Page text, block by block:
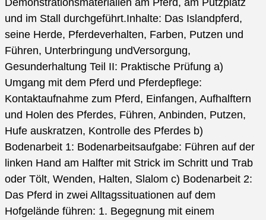
und im Stall durchgeführt.Inhalte: Das Islandpferd,
seine Herde, Pferdeverhalten, Farben, Putzen und
Führen, Unterbringung undVersorgung,
Gesunderhaltung Teil II: Praktische Prüfung a)
Umgang mit dem Pferd und Pferdepflege:
Kontaktaufnahme zum Pferd, Einfangen, Aufhalftern
und Holen des Pferdes, Führen, Anbinden, Putzen,
Hufe auskratzen, Kontrolle des Pferdes b)
Bodenarbeit 1: Bodenarbeitsaufgabe: Führen auf der
linken Hand am Halfter mit Strick im Schritt und Trab
oder Tölt, Wenden, Halten, Slalom c) Bodenarbeit 2:
Das Pferd in zwei Alltagssituationen auf dem
Hofgelände führen: 1. Begegnung mit einem